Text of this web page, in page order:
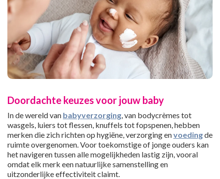
Doordachte keuzes voor jouw baby
In de wereld van babyverzorging , van bodycrèmes tot
wasgels, luiers tot flessen, knuffels tot fopspenen, hebben
merken die zich richten op hygiëne, verzorging envoedingde
ruimte overgenomen. Voor toekomstige of jonge ouders kan
het navigeren tussen alle mogelijkheden lastig zijn, vooral
omdat elk merk een natuurlijke samenstelling en
uitzonderlijke effectiviteit claimt.